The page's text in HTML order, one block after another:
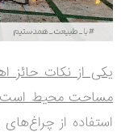
یکی از نکات حائز
مساحت محیط است
استفاده از